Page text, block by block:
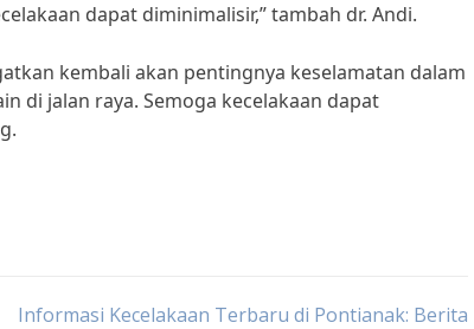
dapat diminimalisir,” tambah dr. Andi.
kembali akan pentingnya keselamatan dalam
di jalan raya. Semoga kecelakaan dapat
Informasi Kecelakaan Terbaru di Pontianak: Berita